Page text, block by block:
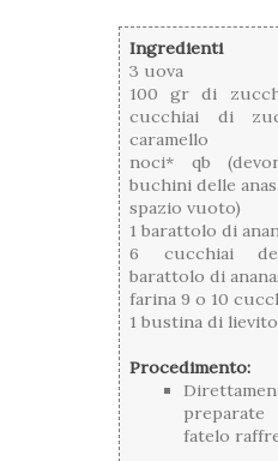
Ingredienti
3 uova
100 gr di
cucchiai di
caramello
noci* qb
buchini delle
spazio vuoto)
1 barattolo di
6 cucchiai
barattolo di
farina 9 o 10
1 bustina di lievito
Procedimento:
fatelo